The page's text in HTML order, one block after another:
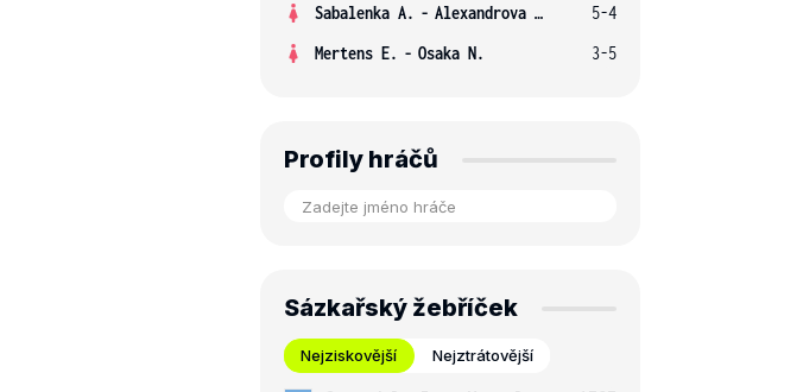
Sabalenka A. - Alexandrova E.
5-4
Mertens E. - Osaka N. 3-5
Profily hráčů
Sázkařský žebříček
Nejziskovější Nejztrátovější